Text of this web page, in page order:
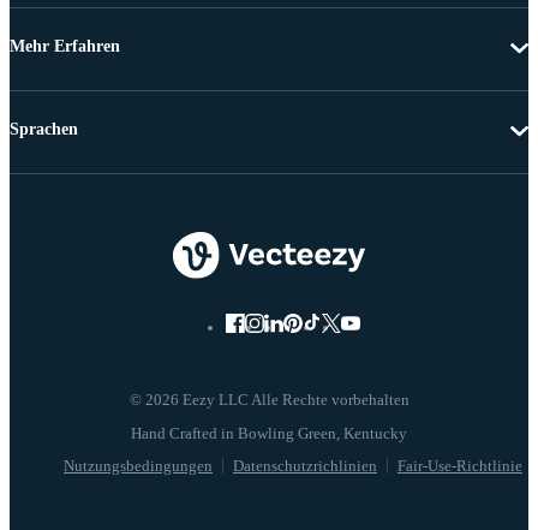
Mehr Erfahren
© 2026 Eezy LLC Alle Rechte vorbehalten
Nutzungsbedingungen Datenschutzrichlinien Fair-Use-Richtlinie
Sprachen